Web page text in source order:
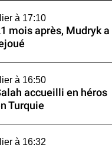
à 17:10
mois après, Mudryk a
à 16:50
accueilli en héros
Turquie
à 16:32